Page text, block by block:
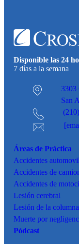
Disponible las 24
7 días a la semana
3303
San
Áreas de Práctica
Accidentes
Accidentes de
Accidentes de
Lesión cerebral
Lesión de la
Muerte por
Pódcast